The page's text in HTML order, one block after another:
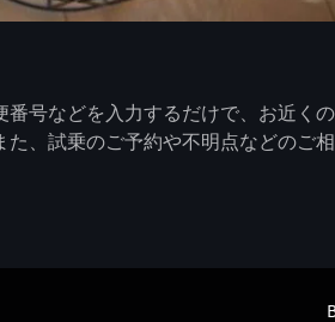
番号などを入力するだけで、お近く
、試乗のご予約や不明点などのご